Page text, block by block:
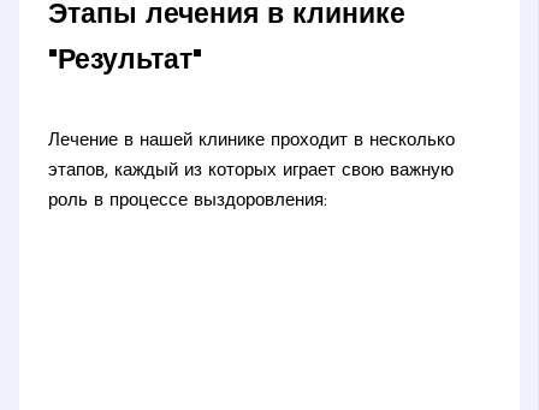
Этапы лечения в клинике
"Результат"
Лечение в нашей клинике проходит в несколько
этапов, каждый из которых играет свою важную
роль в процессе выздоровления: